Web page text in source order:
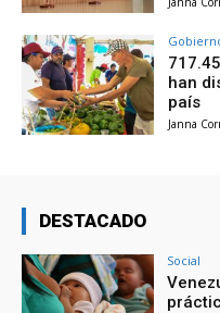
han
país
Janna
DESTACADO
Social